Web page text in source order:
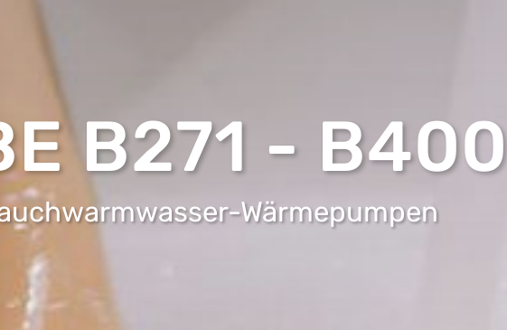
B271 - B400
Wärmepumpen